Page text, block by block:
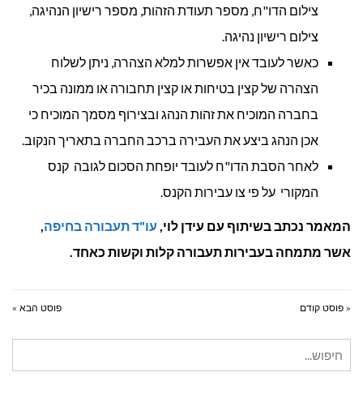
צילום הדו"ח, מספר תעודת הזהות, מספר רישיון הנהיגה,
צילום רישיון נהיגה.
כאשר לעובד אין אפשרות למלא הצהרה, ניתן לשלוח
הצהרה של קצין בטיחות או קצין תחבורה או ממונה בכיר
בחברה המוכיח את זהות הנהג ובצירוף מסמך המוכיח כי
אכן הנהג ביצע את העבירה ברכב החברה בתאריך הנקוב.
לאחר הסבת הדו"ח לעובד יופחת הסכום לגובה קנס
המקורי על פי צו עבירות הקנס.
המאמר נכתב בשיתוף עם עידן לוי, עו"ד תעבורה בחיפה,
אשר מתמחה בעבירות תעבורה קלות וקשות כאחד.
« פוסט קודם פוסט הבא »
עבור: